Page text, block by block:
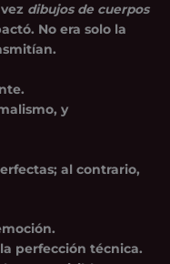
dibujos de cuerpos
No era solo la
y
al contrario,
perfección técnica.